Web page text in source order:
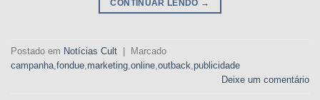
CONTINUAR LENDO →
Postado em Notícias Cult
Marcado
campanha fondue marketing online outback publicidade
Deixe um comentário